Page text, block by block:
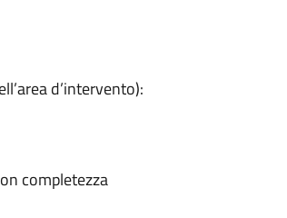
d’intervento):
completezza